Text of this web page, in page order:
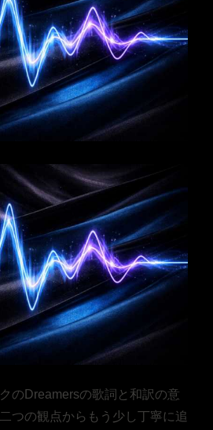
のDreamersの歌詞と和訳の意
つの観点からもう少し丁寧に追